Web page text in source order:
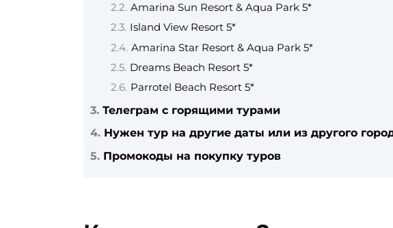
Amarina Sun Resort & Aqua Park 5*
Island View Resort 5*
Amarina Star Resort & Aqua Park 5*
Dreams Beach Resort 5*
Parrotel Beach Resort 5*
Телеграм с горящими турами
Нужен тур на другие даты или из другого
Промокоды на покупку туров